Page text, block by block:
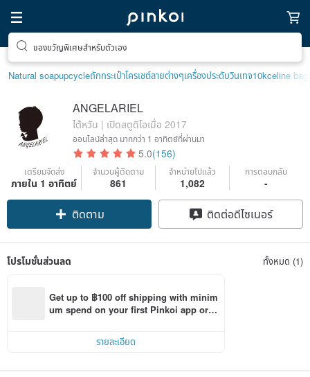
ของขวัญพิเศษสำหรับตัวเอง
Natural soapupcycleถักกระเป๋าโครเชต์ลายต่างๆเครื่องประดับวินเทจ10kceline
ANGELARIEL
ไต้หวัน | เปิดสตูดิโอเมื่อ 2017
ออนไลน์ล่าสุด มากกว่า 1 อาทิตย์ที่ผ่านมา
5.0(156)
เตรียมจัดส่ง
ภายใน 1 อาทิตย์
จำนวนผู้ติดตาม
861
จำหน่ายไปแล้ว
1,082
การตอบกลับ
-
ติดตาม ติดต่อดีไซเนอร์
โปรโมชั่นส่วนลด ทั้งหมด (1)
Get up to ฿100 off shipping with minim
um spend on your first Pinkoi app orde
รายละเอียด